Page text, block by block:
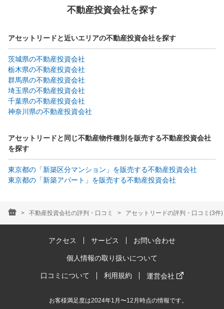
不動産投資会社を探す
アセットリードと近いエリアの不動産投資会社を探す
茨城県の不動産投資会社
栃木県の不動産投資会社
群馬県の不動産投資会社
埼玉県の不動産投資会社
千葉県の不動産投資会社
神奈川県の不動産投資会社
アセットリードと同じ不動産物件種別を販売する不動産投資会社
を探す
東京都の「新築区分マンション」を販売する不動産投資会社
東京都の「新築アパート」を販売する不動産投資会社
不動産投資会社の評判・口コミ アセットリードの評判・口コミ(3件)
アクセス サービス お問い合わせ
個人情報の取り扱いについて
口コミについて 利用規約 運営会社
お客様満足度は2024年1月〜12月時点の情報です。